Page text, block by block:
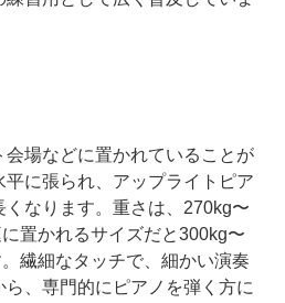
会場などに置かれていることが
に張られ、アップライトピア
くなります。重さは、270kg〜
置かれるサイズだと300kg〜
繊細なタッチで、細かい演奏
、専門的にピアノを弾く方に